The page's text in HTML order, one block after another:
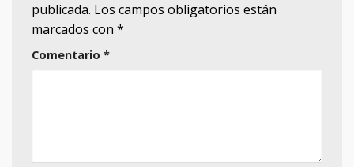
publicada. Los campos obligatorios están
marcados con *
Comentario *